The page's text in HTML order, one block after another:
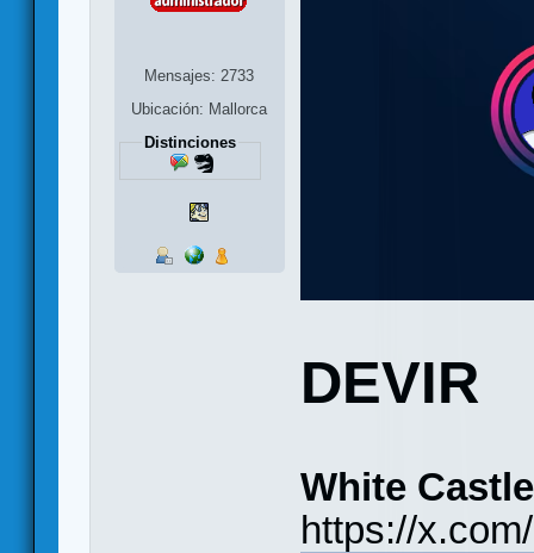
Mensajes: 2733
Ubicación: Mallorca
Distinciones
DEVIR
White
https://